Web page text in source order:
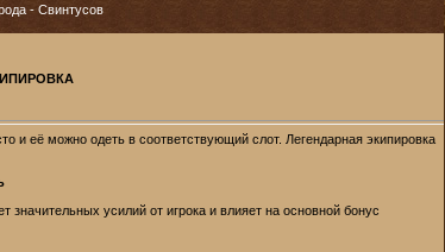
- Cвинтусов
и её можно одеть в соответствующий слот. Легендарная экипировка
значительных усилий от игрока и влияет на основной бонус